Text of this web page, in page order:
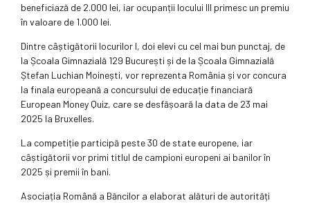
beneficiază de 2.000 lei, iar ocupanții locului III primesc un premiu
în valoare de 1.000 lei.
Dintre câștigătorii locurilor I, doi elevi cu cel mai bun punctaj, de
la Școala Gimnazială 129 București și de la Școala Gimnazială
Ștefan Luchian Moinești, vor reprezenta România și vor concura
la finala europeană a concursului de educație financiară
European Money Quiz, care se desfășoară la data de 23 mai
2025 la Bruxelles.
La competiție participă peste 30 de state europene, iar
câștigătorii vor primi titlul de campioni europeni ai banilor în
2025 și premii în bani.
Asociația Română a Băncilor a elaborat alături de autorități